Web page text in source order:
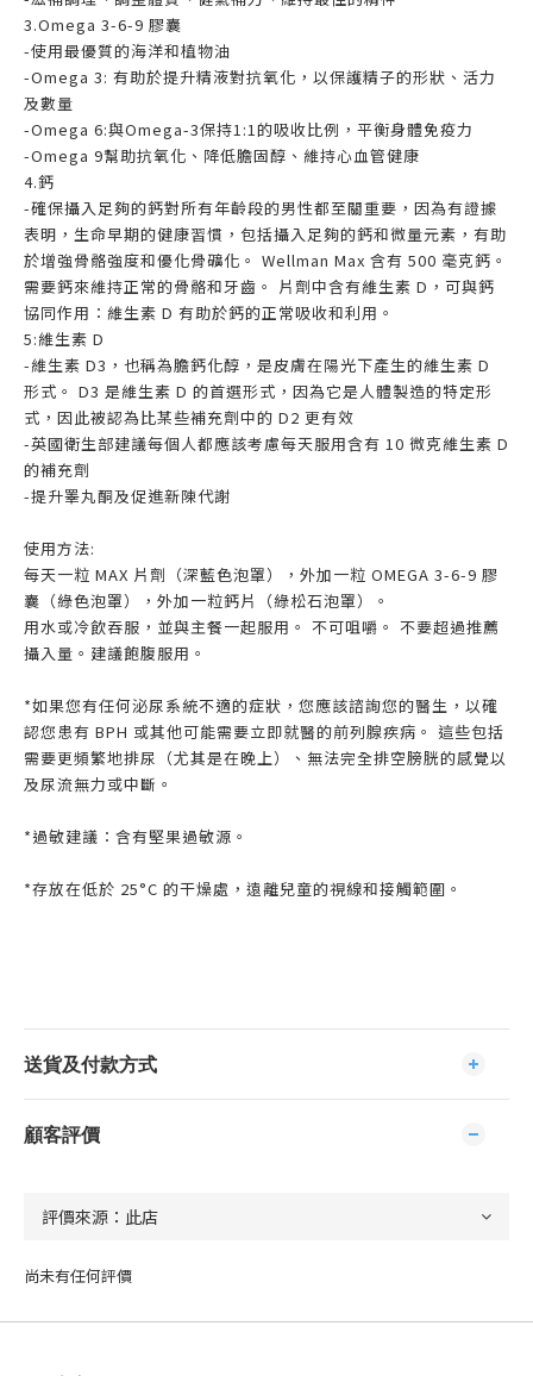
3.Omega 3-6-9 膠囊
-使用最優質的海洋和植物油
-Omega 3: 有助於提升精液對抗氧化，以保護精子的形狀、活力
及數量
-Omega 6:與Omega-3保持1:1的吸收比例，平衡身體免疫力
-Omega 9幫助抗氧化、降低膽固醇、維持心血管健康
4.鈣
-確保攝入足夠的鈣對所有年齡段的男性都至關重要，因為有證據
表明，生命早期的健康習慣，包括攝入足夠的鈣和微量元素，有助
於增強骨骼強度和優化骨礦化。 Wellman Max 含有 500 毫克鈣。
需要鈣來維持正常的骨骼和牙齒。 片劑中含有維生素 D，可與鈣
協同作用：維生素 D 有助於鈣的正常吸收和利用。
5:維生素 D
-維生素 D3，也稱為膽鈣化醇，是皮膚在陽光下產生的維生素 D
形式。 D3 是維生素 D 的首選形式，因為它是人體製造的特定形
式，因此被認為比某些補充劑中的 D2 更有效
-英國衛生部建議每個人都應該考慮每天服用含有 10 微克維生素 D
的補充劑
-提升睪丸酮及促進新陳代謝
使用方法:
每天一粒 MAX 片劑（深藍色泡罩），外加一粒 OMEGA 3-6-9 膠
囊（綠色泡罩），外加一粒鈣片（綠松石泡罩）。
用水或冷飲吞服，並與主餐一起服用。 不可咀嚼。 不要超過推薦
攝入量。建議飽腹服用。
*如果您有任何泌尿系統不適的症狀，您應該諮詢您的醫生，以確
認您患有 BPH 或其他可能需要立即就醫的前列腺疾病。 這些包括
需要更頻繁地排尿（尤其是在晚上）、無法完全排空膀胱的感覺以
及尿流無力或中斷。
*過敏建議：含有堅果過敏源。
*存放在低於 25°C 的干燥處，遠離兒童的視線和接觸範圍。
送貨及付款方式
顧客評價
尚未有任何評價